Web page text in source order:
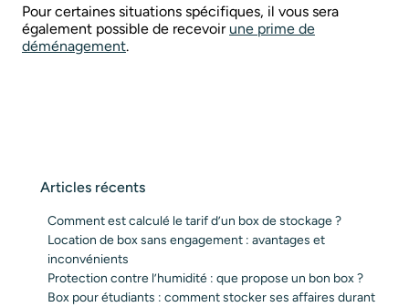
Pour certaines situations spécifiques, il vous sera
également possible de recevoir une prime de
déménagement.
Articles récents
Comment est calculé le tarif d’un box de stockage ?
Location de box sans engagement : avantages et
inconvénients
Protection contre l’humidité : que propose un bon box ?
Box pour étudiants : comment stocker ses affaires durant